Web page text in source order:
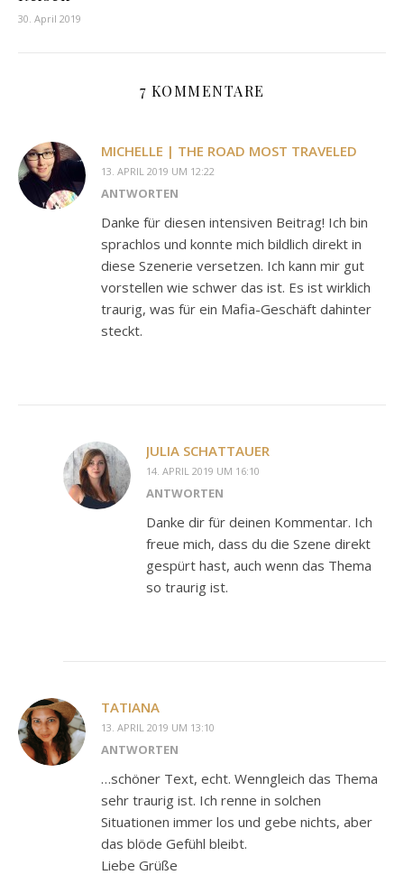
30. April 2019
7 KOMMENTARE
MICHELLE | THE ROAD MOST TRAVELED
13. APRIL 2019 UM 12:22
ANTWORTEN
Danke für diesen intensiven Beitrag! Ich bin
sprachlos und konnte mich bildlich direkt in
diese Szenerie versetzen. Ich kann mir gut
vorstellen wie schwer das ist. Es ist wirklich
traurig, was für ein Mafia-Geschäft dahinter
steckt.
JULIA SCHATTAUER
14. APRIL 2019 UM 16:10
ANTWORTEN
Danke dir für deinen Kommentar. Ich
freue mich, dass du die Szene direkt
gespürt hast, auch wenn das Thema
so traurig ist.
TATIANA
13. APRIL 2019 UM 13:10
ANTWORTEN
…schöner Text, echt. Wenngleich das Thema
sehr traurig ist. Ich renne in solchen
Situationen immer los und gebe nichts, aber
das blöde Gefühl bleibt.
Liebe Grüße